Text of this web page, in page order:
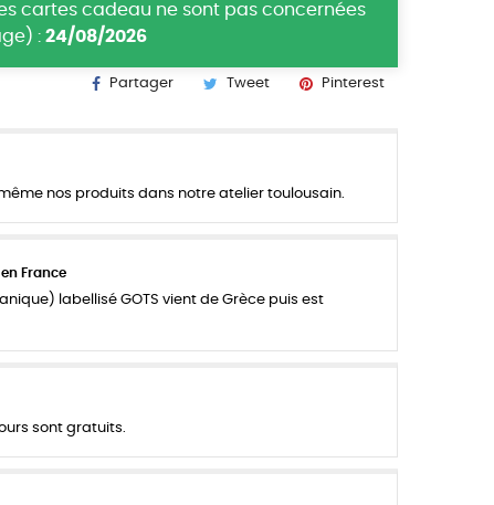
cartes cadeau ne sont pas concernées
: 24/08/2026
Partager Tweet Pinterest
nos produits dans notre atelier toulousain.
France
labellisé GOTS vient de Grèce puis est
sont gratuits.